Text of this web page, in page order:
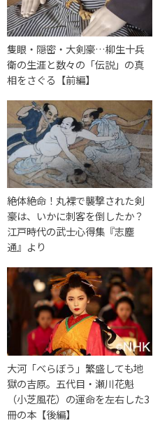
隻眼・隠密・大剣豪…柳生十兵
衛の生涯と数々の「伝説」の真
相をさぐる【前編】
絶体絶命！丸裸で襲撃された剣
豪は、いかに刺客を倒したか？
江戸時代の武士心得集『志塵
通』より
大河「べらぼう」繁盛しても地
獄の吉原。五代目・瀬川花魁
（小芝風花）の運命を左右した3
冊の本【後編】